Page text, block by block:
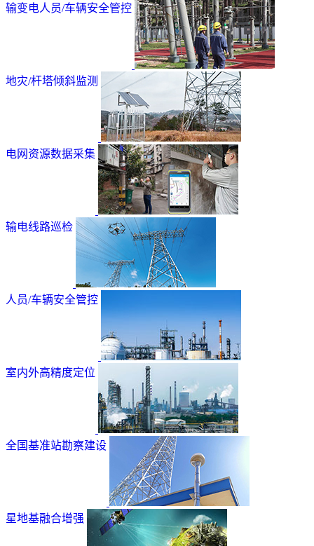
输变电人员/车辆安全管控
地灾/杆塔倾斜监测
电网资源数据采集
输电线路巡检
人员/车辆安全管控
室内外高精度定位
全国基准站勘察建设
星地基融合增强